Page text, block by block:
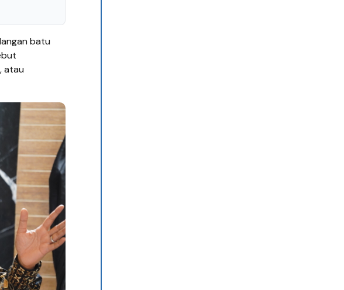
batu
atau